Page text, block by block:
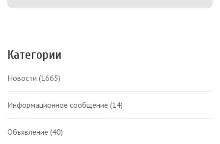
Категории
Новости (1665)
Информационное сообщение (14)
Объявление (40)